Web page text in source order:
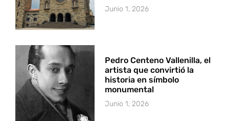
Junio 1, 2026
Pedro Centeno Vallenilla, el
artista que convirtió la
historia en símbolo
monumental
Junio 1, 2026